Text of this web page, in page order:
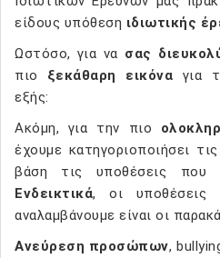
είδους υπόθεση ιδιωτικής
Ωστόσο, για να σας
πιο ξεκάθαρη εικόνα για
εξής:
Ακόμη, για την πιο
έχουμε κατηγοριοποιήσει
βάση τις υποθέσεις που
Ενδεικτικά, οι υποθέσεις
αναλαμβάνουμε είναι οι
Ανεύρεση προσώπων,